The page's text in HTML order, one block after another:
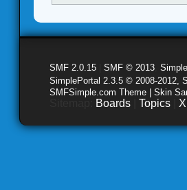
SMF 2.0.15 SMF © 2013
SimplePortal 2.3.5 © 2008-2012,
SMFSimple.com Theme | Skin
Boards Topics